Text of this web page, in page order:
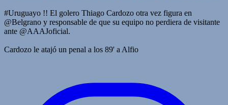
#Uruguayo !! El golero Thiago Cardozo otra vez figura en
@Belgrano y responsable de que su equipo no perdiera de visitante
ante @AAAJoficial.
Cardozo le atajó un penal a los 89' a Alfio